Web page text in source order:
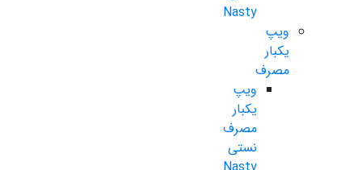
Nasty
ویپ
یکبار
مصرف
ویپ
یکبار
مصرف
نستی